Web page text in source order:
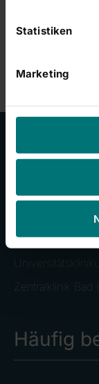
Statistiken
Marketing
Unsere
RHÖN-
Klinikum
Zentralklinik Bad
Häufig